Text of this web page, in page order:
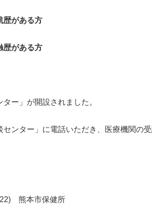
歴がある方
歴がある方
ー」が開設されました。
ンター」に電話いただき、医療機関の
熊本市保健所